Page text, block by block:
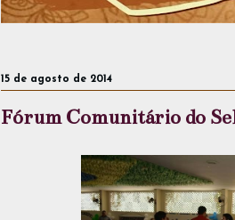
15 de agosto de 2014
Fórum Comunitário do